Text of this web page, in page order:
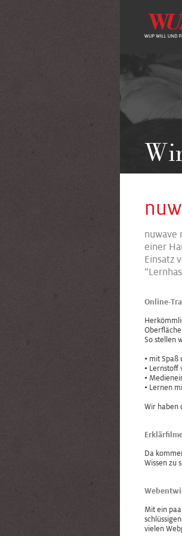
nuwave
einer
Einsatz
Online-
So stellen
• mit Spaß
• Lernstoff
•
• Lernen
Wir haben
Da
Wissen zu
Mit ein
vielen